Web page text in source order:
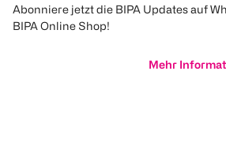
Abonniere jetzt die BIPA Updates auf
BIPA Online Shop!
Mehr